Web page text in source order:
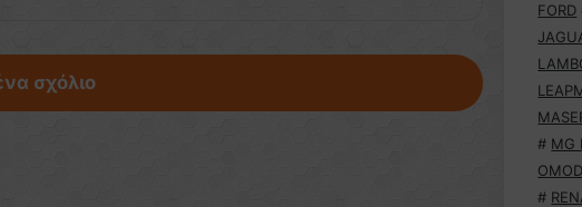
σχόλιο
FORD
# MG
#